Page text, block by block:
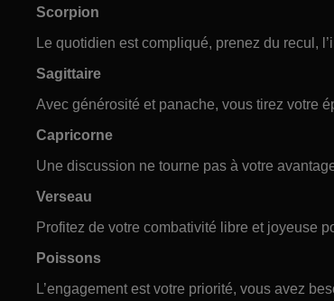
Scorpion
Le quotidien est compliqué, prenez du recul,
Sagittaire
Avec générosité et panache, vous tirez votre
Capricorne
Une discussion ne tourne pas à votre
Verseau
Profitez de votre combativité libre et joyeuse
Poissons
L’engagement est votre priorité, vous avez